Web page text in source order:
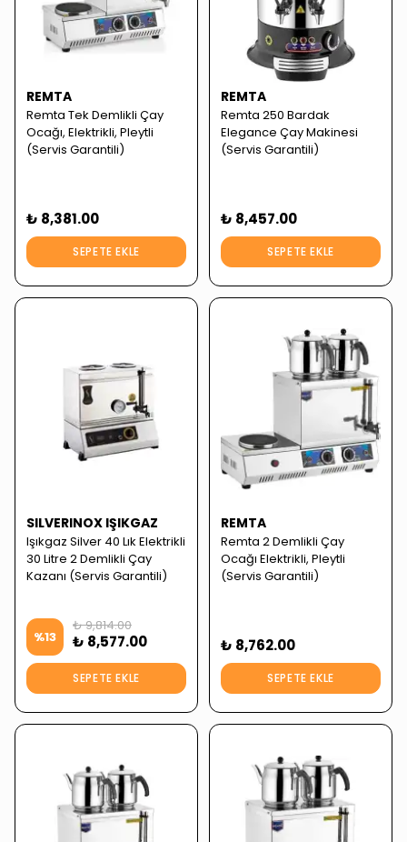
REMTA
Remta Tek Demlikli Çay
Ocağı, Elektrikli, Pleytli
(Servis Garantili)
₺ 8,381.00
SEPETE EKLE
REMTA
Remta 250 Bardak
Elegance Çay Makinesi
(Servis Garantili)
₺ 8,457.00
SEPETE EKLE
SILVERINOX IŞIKGAZ
Işıkgaz Silver 40 Lık Elektrikli
30 Litre 2 Demlikli Çay
Kazanı (Servis Garantili)
%13
₺ 9,814.00
₺ 8,577.00
SEPETE EKLE
REMTA
Remta 2 Demlikli Çay
Ocağı Elektrikli, Pleytli
(Servis Garantili)
₺ 8,762.00
SEPETE EKLE